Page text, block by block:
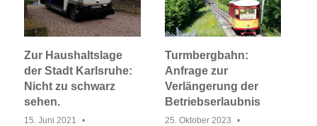
Zur Haushaltslage
der Stadt Karlsruhe:
Nicht zu schwarz
sehen.
15. Juni 2021
Turmbergbahn:
Anfrage zur
Verlängerung der
Betriebserlaubnis
25. Oktober 2023